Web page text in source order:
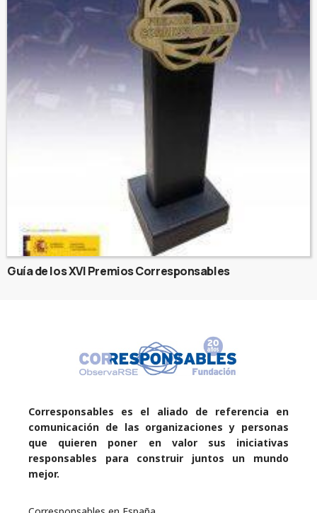
Guía de los XVI Premios Corresponsables
Corresponsables es el aliado de referencia en
comunicación de las organizaciones y personas
que quieren poner en valor sus iniciativas
responsables para construir juntos un mundo
mejor.